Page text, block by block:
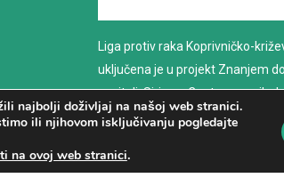
najbolji doživljaj na našoj web stranici.
ili njihovom isključivanju pogledajte
na ovoj web stranici.
Liga protiv raka Koprivničko-
uključena je u projekt Znanjem
nositelj: Sirius – Centar za
savjetovanje
PROČITAJ VIŠE